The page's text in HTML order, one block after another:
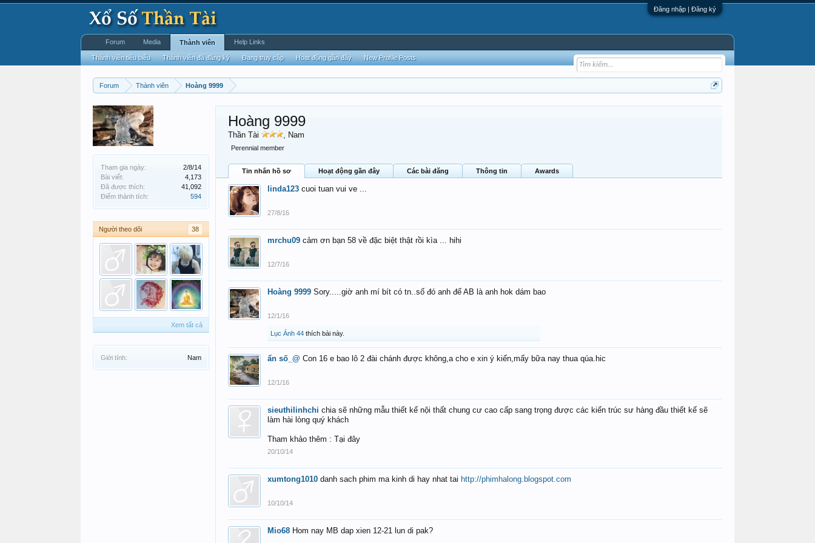
Đăng nhập | Đăng ký
Forum Thành viên Hoàng 9999
Tham gia ngày:
2/8/14
Bài viết:
4,173
Đã được thích:
41,092
Điểm thành tích:
594
Người theo dõi 38
Xem tất cả
Giới tính: Nam
Hoàng 9999
Thần Tài , Nam
Perennial member
Tin nhắn hồ sơ Hoạt động gần đây Các bài đăng Thông tin Awards
linda123 cuoi tuan vui ve ...
27/8/16
mrchu09 cảm ơn bạn 58 về đặc biệt thật rồi kìa ... hihi
12/7/16
Hoàng 9999 Sory.....giờ anh mí bít có tn..số đó anh để AB là anh hok dám bao
12/1/16
Lục Ánh 44 thích bài này.
ẩn số_@ Con 16 e bao lô 2 đài chánh được không,a cho e xin ý kiến,mấy bữa nay thua qúa.hic
12/1/16
sieuthilinhchi chia sẽ những mẫu thiết kế nội thất chung cư cao cấp sang trọng được các kiến trúc sư hàng đầu thiết kế sẽ
làm hài lòng quý khách
Tham khảo thêm : Tại đây
20/10/14
xumtong1010 danh sach phim ma kinh di hay nhat tai http://phimhalong.blogspot.com
10/10/14
Mio68 Hom nay MB dap xien 12-21 lun di pak?
Forum Media Thành viên
Thành viên tiêu biểu Thành viên đã đăng ký Đang truy cập Hoạt động gần đây New Profile Posts
Help Links